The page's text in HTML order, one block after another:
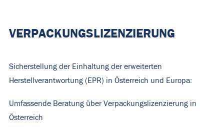
VERPACKUNGSLIZENZIERUNG
Sicherstellung der Einhaltung der erweiterten
Herstellverantwortung (EPR) in Österreich und Europa:
Umfassende Beratung über Verpackungslizenzierung in
Österreich